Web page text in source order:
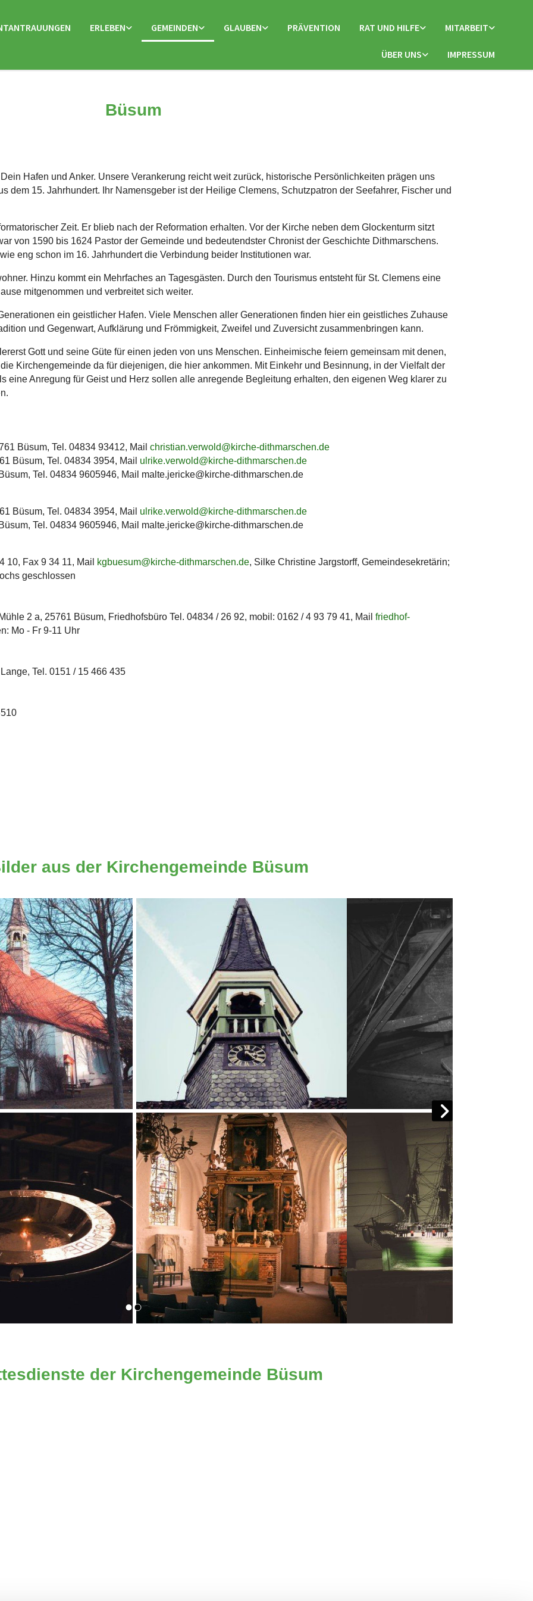
ERLEBEN GEMEINDEN GLAUBEN PRÄVENTION RAT UND HILFE MITARBEIT
ÜBER UNS IMPRESSUM
Büsum
Hafen und Anker. Unsere Verankerung reicht weit zurück, historische Persönlichkeiten prägen uns
dem 15. Jahrhundert. Ihr Namensgeber ist der Heilige Clemens, Schutzpatron der Seefahrer, Fischer und
Zeit. Er blieb nach der Reformation erhalten. Vor der Kirche neben dem Glockenturm sitzt
von 1590 bis 1624 Pastor der Gemeinde und bedeutendster Chronist der Geschichte Dithmarschens.
eng schon im 16. Jahrhundert die Verbindung beider Institutionen war.
Hinzu kommt ein Mehrfaches an Tagesgästen. Durch den Tourismus entsteht für St. Clemens eine
mitgenommen und verbreitet sich weiter.
ein geistlicher Hafen. Viele Menschen aller Generationen finden hier ein geistliches Zuhause
und Gegenwart, Aufklärung und Frömmigkeit, Zweifel und Zuversicht zusammenbringen kann.
Gott und seine Güte für einen jeden von uns Menschen. Einheimische feiern gemeinsam mit denen,
Kirchengemeinde da für diejenigen, die hier ankommen. Mit Einkehr und Besinnung, in der Vielfalt der
eine Anregung für Geist und Herz sollen alle anregende Begleitung erhalten, den eigenen Weg klarer zu
Büsum, Tel. 04834 93412, Mail christian.verwold@kirche-dithmarschen.de
Büsum, Tel. 04834 3954, Mail ulrike.verwold@kirche-dithmarschen.de
Tel. 04834 9605946, Mail malte.jericke@kirche-dithmarschen.de
Büsum, Tel. 04834 3954, Mail ulrike.verwold@kirche-dithmarschen.de
Tel. 04834 9605946, Mail malte.jericke@kirche-dithmarschen.de
10, Fax 9 34 11, Mail kgbuesum@kirche-dithmarschen.de, Silke Christine Jargstorff, Gemeindesekretärin;
geschlossen
2 a, 25761 Büsum, Friedhofsbüro Tel. 04834 / 26 92, mobil: 0162 / 4 93 79 41, Mail friedhof-
Mo - Fr 9-11 Uhr
Tel. 0151 / 15 466 435
aus der Kirchengemeinde Büsum
der Kirchengemeinde Büsum